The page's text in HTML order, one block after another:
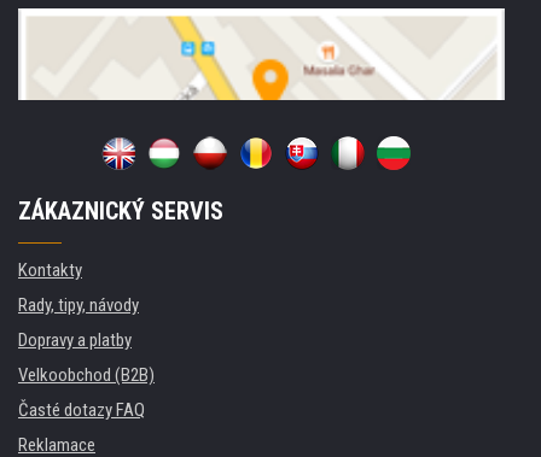
ZÁKAZNICKÝ SERVIS
Kontakty
Rady, tipy, návody
Dopravy a platby
Velkoobchod (B2B)
Časté dotazy FAQ
Reklamace